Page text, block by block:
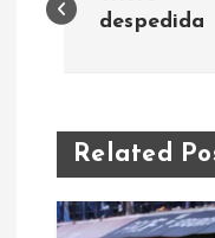
a
e
g
despedida
Related